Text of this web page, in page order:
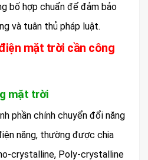
bố hợp chuẩn để đảm bảo
và tuân thủ pháp luật.
mặt trời cần công
mặt trời
phần chính chuyển đổi năng
năng, thường được chia
crystalline, Poly-crystalline